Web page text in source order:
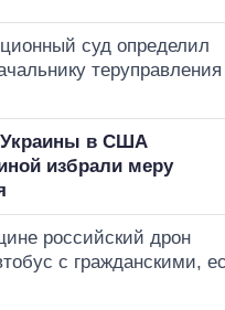
суд определил
теруправления
Украины в США
избрали меру
российский дрон
с гражданскими,